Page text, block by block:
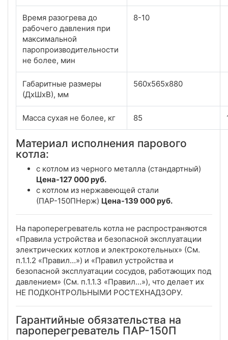
Время разогрева до
рабочего давления при
максимальной
паропроизводительности
не более, мин
8-10
Габаритные размеры
(ДхШхВ), мм
560х565х880
Масса сухая не более, кг 85
Материал исполнения парового
котла:
с котлом из черного металла (стандартный)
Цена-127 000 руб.
с котлом из нержавеющей стали
(ПАР-150ПНерж) Цена-139 000 руб.
На пароперегреватель котла не распространяются
«Правила устройства и безопасной эксплуатации
электрических котлов и электрокотельных» (См.
п.1.1.2 «Правил…») и «Правил устройства и
безопасной эксплуатации сосудов, работающих под
давлением» (См. п.1.1.3 «Правил…»), что делает их
НЕ ПОДКОНТРОЛЬНЫМИ РОСТЕХНАДЗОРУ.
Гарантийные обязательства на
пароперегреватель ПАР-150П